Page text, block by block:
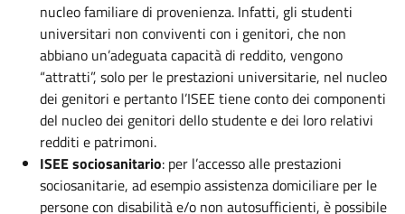
nucleo familiare di provenienza. Infatti, gli studenti
universitari non conviventi con i genitori, che non
abbiano un’adeguata capacità di reddito, vengono
“attratti”, solo per le prestazioni universitarie, nel nucleo
dei genitori e pertanto l’ISEE tiene conto dei componenti
del nucleo dei genitori dello studente e dei loro relativi
redditi e patrimoni.
ISEE sociosanitario: per l’accesso alle prestazioni
sociosanitarie, ad esempio assistenza domiciliare per le
persone con disabilità e/o non autosufficienti, è possibile